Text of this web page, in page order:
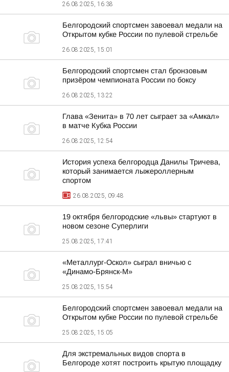
26.08.2025, 16:38
Белгородский спортсмен завоевал медали на
Открытом кубке России по пулевой стрельбе
26.08.2025, 15:01
Белгородский спортсмен стал бронзовым
призёром чемпионата России по боксу
26.08.2025, 13:22
Глава «Зенита» в 70 лет сыграет за «Амкал»
в матче Кубка России
26.08.2025, 12:54
История успеха белгородца Данилы Тричева,
который занимается лыжероллерным
спортом
26.08.2025, 09:48
19 октября белгородские «львы» стартуют в
новом сезоне Суперлиги
25.08.2025, 17:41
«Металлург-Оскол» сыграл вничью с
«Динамо-Брянск-М»
25.08.2025, 15:54
Белгородский спортсмен завоевал медали на
Открытом кубке России по пулевой стрельбе
25.08.2025, 15:05
Для экстремальных видов спорта в
Белгороде хотят построить крытую площадку